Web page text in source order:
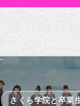
さくら学院と卒業